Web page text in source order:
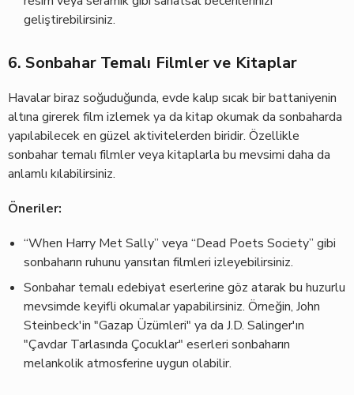
geliştirebilirsiniz.
6. Sonbahar Temalı Filmler ve Kitaplar
Havalar biraz soğuduğunda, evde kalıp sıcak bir battaniyenin
altına girerek film izlemek ya da kitap okumak da sonbaharda
yapılabilecek en güzel aktivitelerden biridir. Özellikle
sonbahar temalı filmler veya kitaplarla bu mevsimi daha da
anlamlı kılabilirsiniz.
Öneriler:
“When Harry Met Sally” veya “Dead Poets Society” gibi
sonbaharın ruhunu yansıtan filmleri izleyebilirsiniz.
Sonbahar temalı edebiyat eserlerine göz atarak bu huzurlu
mevsimde keyifli okumalar yapabilirsiniz. Örneğin, John
Steinbeck'in "Gazap Üzümleri" ya da J.D. Salinger'ın
"Çavdar Tarlasında Çocuklar" eserleri sonbaharın
melankolik atmosferine uygun olabilir.